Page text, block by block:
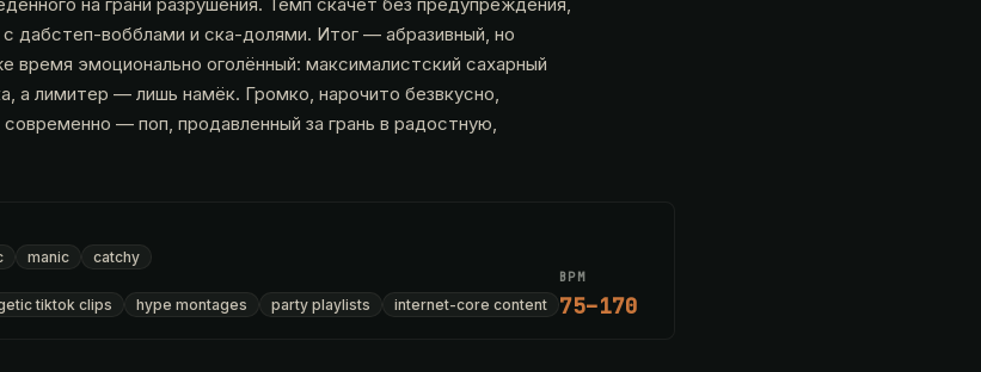
дабстеп-вобблами и ска-долями. Итог — абразивный, но
время эмоционально оголённый: максималистский сахарный
а лимитер — лишь намёк. Громко, нарочито безвкусно,
— поп, продавленный за грань в радостную,
manic catchy
tiktok clips hype montages party playlists internet-core content
BPM
75–170